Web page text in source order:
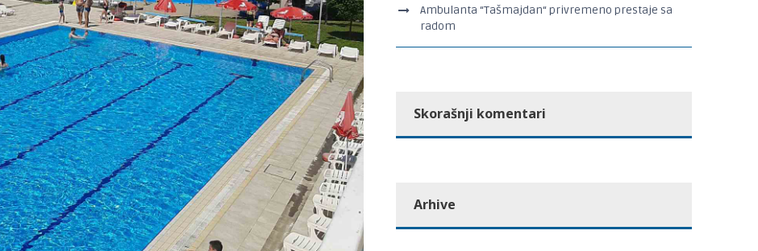
Ambulanta “Tašmajdan“ privremeno prestaje sa
radom
Skorašnji komentari
Arhive